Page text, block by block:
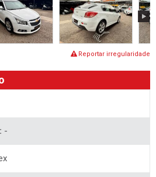
Reportar irregularidade
-